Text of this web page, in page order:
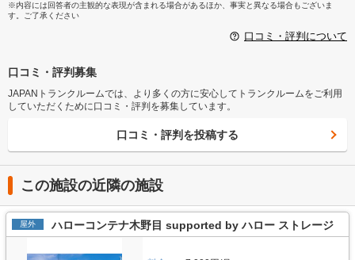
※内容には回答者の主観的な表現が含まれる場合があるほか、事実と異なる場合もございま
す。ご了承ください
口コミ・評判について
口コミ・評判募集
JAPANトランクルームでは、より多くの方に安心してトランクルームをご利用
していただくために口コミ・評判を募集しています。
口コミ・評判を投稿する
この施設の近隣の施設
屋外 ハローコンテナ木野目 supported by ハロー ストレージ